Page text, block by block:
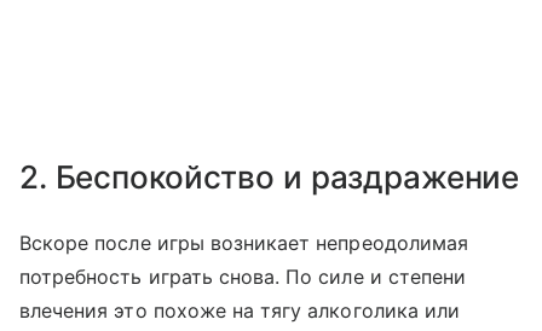
2. Беспокойство и раздражение
Вскоре после игры возникает непреодолимая
потребность играть снова. По силе и степени
влечения это похоже на тягу алкоголика или